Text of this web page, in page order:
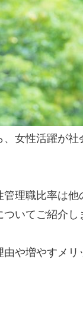
、女性活躍が
管理職比率は
いてご紹介し
や増やすメリ